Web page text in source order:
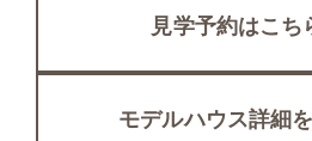
見学予約はこち
モデルハウス詳細